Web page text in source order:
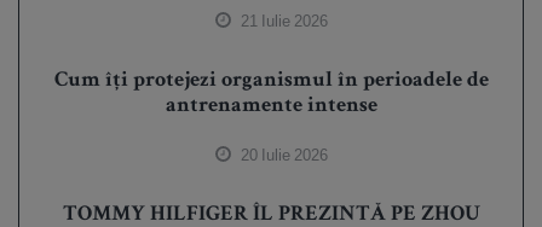
21 Iulie 2026
Cum îți protejezi organismul în perioadele de
antrenamente intense
20 Iulie 2026
TOMMY HILFIGER ÎL PREZINTĂ PE ZHOU